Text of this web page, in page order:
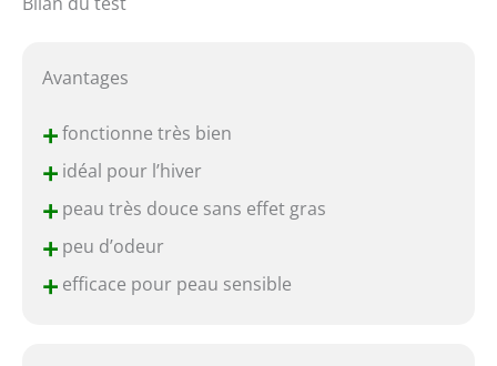
Avantages
+fonctionne très bien
+idéal pour l’hiver
+peau très douce sans effet gras
+peu d’odeur
+efficace pour peau sensible